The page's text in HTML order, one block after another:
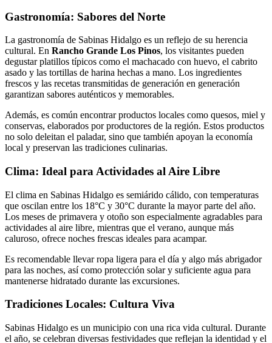
Gastronomía: Sabores del Norte
La gastronomía de Sabinas Hidalgo es un reflejo de su herencia
cultural. En Rancho Grande Los Pinos, los visitantes pueden
degustar platillos típicos como el machacado con huevo, el cabrito
asado y las tortillas de harina hechas a mano. Los ingredientes
frescos y las recetas transmitidas de generación en generación
garantizan sabores auténticos y memorables.
Además, es común encontrar productos locales como quesos, miel y
conservas, elaborados por productores de la región. Estos productos
no solo deleitan el paladar, sino que también apoyan la economía
local y preservan las tradiciones culinarias.
Clima: Ideal para Actividades al Aire Libre
El clima en Sabinas Hidalgo es semiárido cálido, con temperaturas
que oscilan entre los 18°C y 30°C durante la mayor parte del año.
Los meses de primavera y otoño son especialmente agradables para
actividades al aire libre, mientras que el verano, aunque más
caluroso, ofrece noches frescas ideales para acampar.
Es recomendable llevar ropa ligera para el día y algo más abrigador
para las noches, así como protección solar y suficiente agua para
mantenerse hidratado durante las excursiones.
Tradiciones Locales: Cultura Viva
Sabinas Hidalgo es un municipio con una rica vida cultural. Durante
el año, se celebran diversas festividades que reflejan la identidad y el